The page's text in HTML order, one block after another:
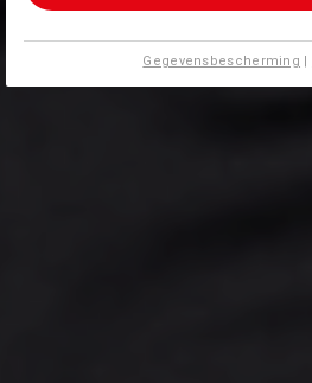
Gegevensbescherming |